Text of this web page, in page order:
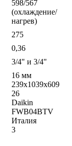
598/567
(охлаждение/
нагрев)
275
0,36
3/4" и 3/4"
16 мм
239x1039x609
26
Daikin
FWB04BTV
Италия
3